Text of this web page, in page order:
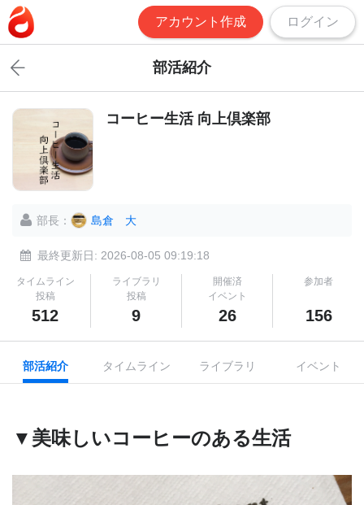
アカウント作成 ログイン
部活紹介
コーヒー生活 向上倶楽部
部長： 島倉 大
最終更新日: 2026-08-05 09:19:18
タイムライン
投稿
512
ライブラリ
投稿
9
開催済
イベント
26
参加者
156
部活紹介 タイムライン ライブラリ イベント
▼美味しいコーヒーのある生活